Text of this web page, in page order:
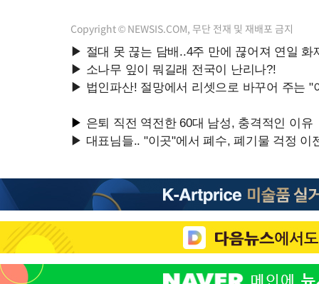
Copyright © NEWSIS.COM, 무단 전재 및 재배포 금지